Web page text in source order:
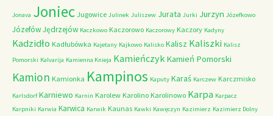
Jonava Joniec Jugowice Julinek Juliszew Jurata Jurki Jurzyn Józefkowo
JózefówJędrzejów Kaczkowo Kaczorowo Kaczorowy Kaczory Kadyny
Kadzidło Kadłubówka Kajetany Kajkowo Kalisko Kalisz Kaliszki Kalisz
Pomorski Kalvarija Kamienna Knieja Kamieńczyk Kamień Pomorski
Kamion Kamionka Kampinos Kaputy Karaś Karczew Karczmisko
Karlsdorf Karniewo Karnin Karolew Karolino Karolinowo Karpa Karpacz
Karpniki Karwia Karwica Karwik Kaunas Kawki Kawęczyn Kazimierz Kazimierz Dolny